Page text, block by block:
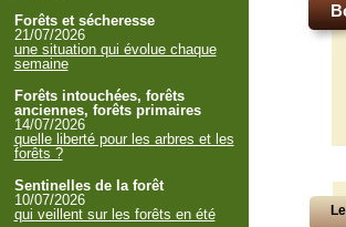
Forêts et sécheresse
21/07/2026
une situation qui évolue chaque
semaine
Forêts intouchées, forêts
anciennes, forêts primaires
14/07/2026
quelle liberté pour les arbres et les
forêts ?
Sentinelles de la forêt
10/07/2026
qui veillent sur les forêts en été